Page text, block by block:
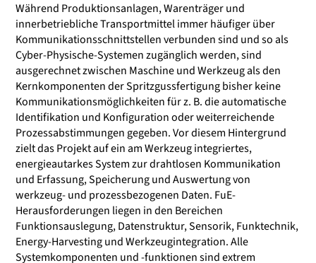
Während Produktionsanlagen, Warenträger und
innerbetriebliche Transportmittel immer häufiger über
Kommunikationsschnittstellen verbunden sind und so als
Cyber-Physische-Systemen zugänglich werden, sind
ausgerechnet zwischen Maschine und Werkzeug als den
Kernkomponenten der Spritzgussfertigung bisher keine
Kommunikationsmöglichkeiten für z. B. die automatische
Identifikation und Konfiguration oder weiterreichende
Prozessabstimmungen gegeben. Vor diesem Hintergrund
zielt das Projekt auf ein am Werkzeug integriertes,
energieautarkes System zur drahtlosen Kommunikation
und Erfassung, Speicherung und Auswertung von
werkzeug- und prozessbezogenen Daten. FuE-
Herausforderungen liegen in den Bereichen
Funktionsauslegung, Datenstruktur, Sensorik, Funktechnik,
Energy-Harvesting und Werkzeugintegration. Alle
Systemkomponenten und -funktionen sind extrem